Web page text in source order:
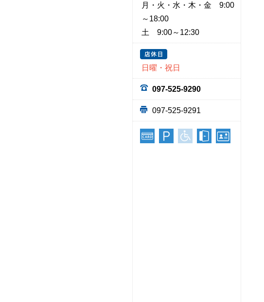
月・火・水・木・金 9:00
～18:00
土 9:00～12:30
日曜・祝日
097-525-9290
097-525-9291